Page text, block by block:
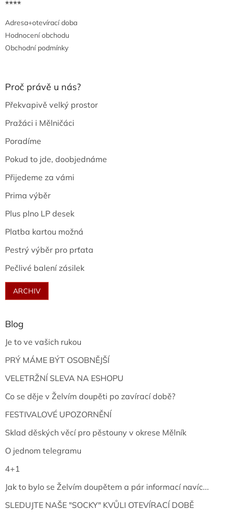
****
Adresa+otevírací doba
Hodnocení obchodu
Obchodní podmínky
Proč právě u nás?
Překvapivě velký prostor
Pražáci i Mělničáci
Poradíme
Pokud to jde, doobjednáme
Přijedeme za vámi
Prima výběr
Plus plno LP desek
Platba kartou možná
Pestrý výběr pro prťata
Pečlivé balení zásilek
ARCHIV
Blog
Je to ve vašich rukou
PRÝ MÁME BÝT OSOBNĚJŠÍ
VELETRŽNÍ SLEVA NA ESHOPU
Co se děje v Želvím doupěti po zavírací době?
FESTIVALOVÉ UPOZORNĚNÍ
Sklad děských věcí pro pěstouny v okrese Mělník
O jednom telegramu
4+1
Jak to bylo se Želvím doupětem a pár informací navíc...
SLEDUJTE NAŠE "SOCKY" KVŮLI OTEVÍRACÍ DOBĚ